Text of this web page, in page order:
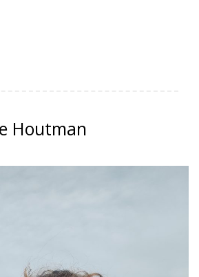
Houtman